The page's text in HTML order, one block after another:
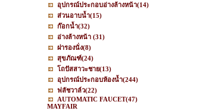
อุปกรณ์ประกอบอ่างล้างหน้า(14)
ส่วนอาบน้ำ(15)
ก๊อกน้ำ(32)
อ่างล้างหน้า (31)
ฝารองนั่ง(8)
สุขภัณฑ์(24)
โถปัสสาวะชาย(13)
อุปกรณ์ประกอบห้องน้ำ(244)
ฟลัชวาล์ว(22)
AUTOMATIC FAUCET(47)
MAYFAIR